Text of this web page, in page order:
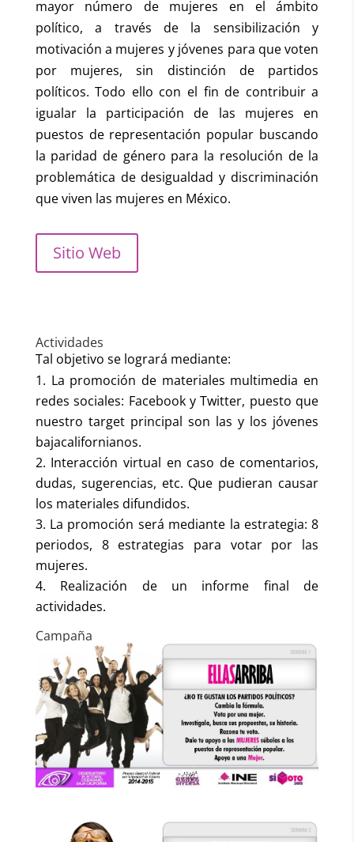
mayor número de mujeres en el ámbito
político, a través de la sensibilización y
motivación a mujeres y jóvenes para que voten
por mujeres, sin distinción de partidos
políticos. Todo ello con el fin de contribuir a
igualar la participación de las mujeres en
puestos de representación popular buscando
la paridad de género para la resolución de la
problemática de desigualdad y discriminación
que viven las mujeres en México.
Sitio Web
Actividades
Tal objetivo se logrará mediante:
La promoción de materiales multimedia en
redes sociales: Facebook y Twitter, puesto que
nuestro target principal son las y los jóvenes
bajacalifornianos.
Interacción virtual en caso de comentarios,
dudas, sugerencias, etc. Que pudieran causar
los materiales difundidos.
La promoción será mediante la estrategia: 8
periodos, 8 estrategias para votar por las
mujeres.
Realización de un informe final de
actividades.
Campaña